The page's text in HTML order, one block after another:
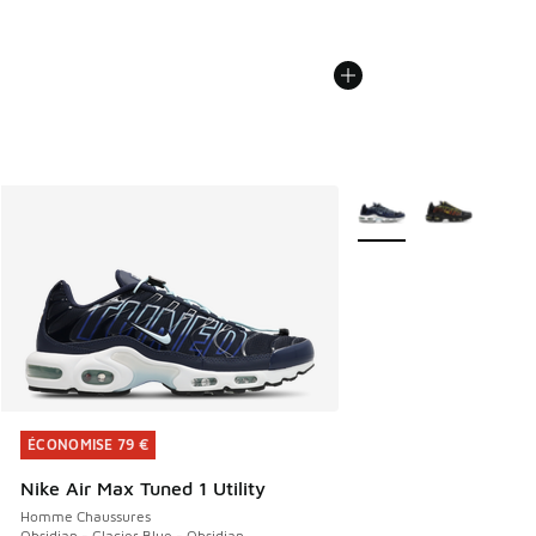
ÉCONOMISE 79 €
Nike Air Max Tuned 1 Utility
Homme Chaussures
ÉCONOMISE 79 €
Plus de couleurs